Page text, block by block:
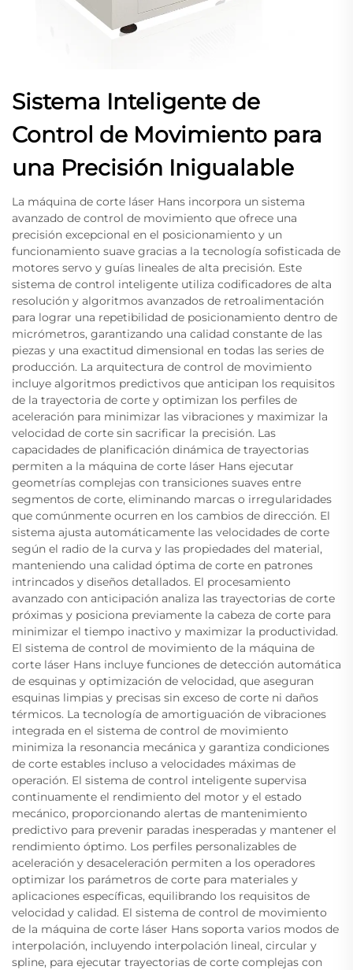
Sistema Inteligente de
Control de Movimiento para
una Precisión Inigualable
La máquina de corte láser Hans incorpora un sistema
avanzado de control de movimiento que ofrece una
precisión excepcional en el posicionamiento y un
funcionamiento suave gracias a la tecnología sofisticada de
motores servo y guías lineales de alta precisión. Este
sistema de control inteligente utiliza codificadores de alta
resolución y algoritmos avanzados de retroalimentación
para lograr una repetibilidad de posicionamiento dentro de
micrómetros, garantizando una calidad constante de las
piezas y una exactitud dimensional en todas las series de
producción. La arquitectura de control de movimiento
incluye algoritmos predictivos que anticipan los requisitos
de la trayectoria de corte y optimizan los perfiles de
aceleración para minimizar las vibraciones y maximizar la
velocidad de corte sin sacrificar la precisión. Las
capacidades de planificación dinámica de trayectorias
permiten a la máquina de corte láser Hans ejecutar
geometrías complejas con transiciones suaves entre
segmentos de corte, eliminando marcas o irregularidades
que comúnmente ocurren en los cambios de dirección. El
sistema ajusta automáticamente las velocidades de corte
según el radio de la curva y las propiedades del material,
manteniendo una calidad óptima de corte en patrones
intrincados y diseños detallados. El procesamiento
avanzado con anticipación analiza las trayectorias de corte
próximas y posiciona previamente la cabeza de corte para
minimizar el tiempo inactivo y maximizar la productividad.
El sistema de control de movimiento de la máquina de
corte láser Hans incluye funciones de detección automática
de esquinas y optimización de velocidad, que aseguran
esquinas limpias y precisas sin exceso de corte ni daños
térmicos. La tecnología de amortiguación de vibraciones
integrada en el sistema de control de movimiento
minimiza la resonancia mecánica y garantiza condiciones
de corte estables incluso a velocidades máximas de
operación. El sistema de control inteligente supervisa
continuamente el rendimiento del motor y el estado
mecánico, proporcionando alertas de mantenimiento
predictivo para prevenir paradas inesperadas y mantener el
rendimiento óptimo. Los perfiles personalizables de
aceleración y desaceleración permiten a los operadores
optimizar los parámetros de corte para materiales y
aplicaciones específicas, equilibrando los requisitos de
velocidad y calidad. El sistema de control de movimiento
de la máquina de corte láser Hans soporta varios modos de
interpolación, incluyendo interpolación lineal, circular y
spline, para ejecutar trayectorias de corte complejas con